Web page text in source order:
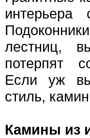
интерьера
лестниц,
потерпят
Если уж
стиль,
Камины из